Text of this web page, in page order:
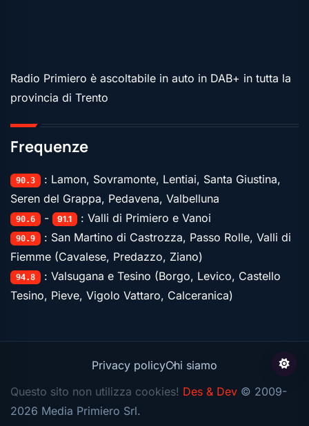
Radio Primiero è ascoltabile in auto in DAB+ in tutta la
provincia di Trento
Frequenze
90.3 : Lamon, Sovramonte, Lentiai, Santa Giustina,
Seren del Grappa, Pedavena, Valbelluna
90.6 - 91.1 : Valli di Primiero e Vanoi
90.9 : San Martino di Castrozza, Passo Rolle, Valli di
Fiemme (Cavalese, Predazzo, Ziano)
94.8 : Valsugana e Tesino (Borgo, Levico, Castello
Tesino, Pieve, Vigolo Vattaro, Calceranica)
Privacy policyChi siamo
Questo sito non utilizza cookies! Des & Dev © 2009-
2026 Media Primiero Srl.